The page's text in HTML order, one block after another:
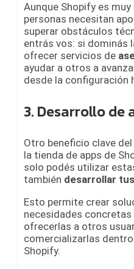
Aunque Shopify es
personas necesitan
superar obstáculos
entrás vos: si dominás
ofrecer servicios de
ayudar a otros a
desde la configuración
3. Desarrollo de
Otro beneficio clave
la tienda de apps de
solo podés utilizar
también desarrollar
Esto permite crear
necesidades
ofrecerlas a otros
comercializarlas
Shopify.